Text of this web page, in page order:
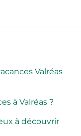
Valréas
à Valréas ?
à découvrir